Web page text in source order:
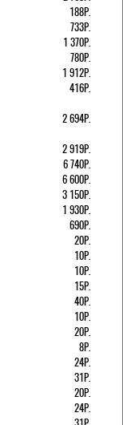
188Р.
733Р.
1 370Р.
780Р.
1 912Р.
416Р.
2 694Р.
2 919Р.
6 740Р.
6 600Р.
3 150Р.
1 930Р.
690Р.
20Р.
10Р.
10Р.
15Р.
40Р.
10Р.
20Р.
8Р.
24Р.
31Р.
20Р.
24Р.